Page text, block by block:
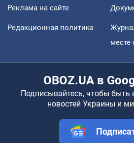
Реклама на сайте
Редакционная политика
месте
OBOZ.UA в
Подписывайтесь, чтобы быть
новостей Украины и